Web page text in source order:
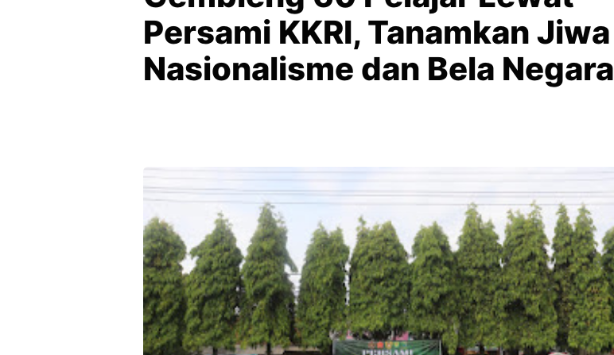
Persami KKRI, Tanamkan Jiwa
Nasionalisme dan Bela Negara